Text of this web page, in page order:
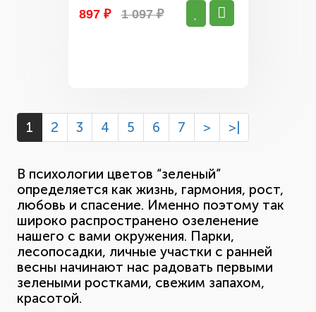
897 ₽ 1 097 ₽
1 2 3 4 5 6 7 > >|
В психологии цветов “зеленый”
определяется как жизнь, гармония, рост,
любовь и спасение. Именно поэтому так
широко распространено озеленение
нашего с вами окружения. Парки,
лесопосадки, личные участки с ранней
весны начинают нас радовать первыми
зелеными ростками, свежим запахом,
красотой.